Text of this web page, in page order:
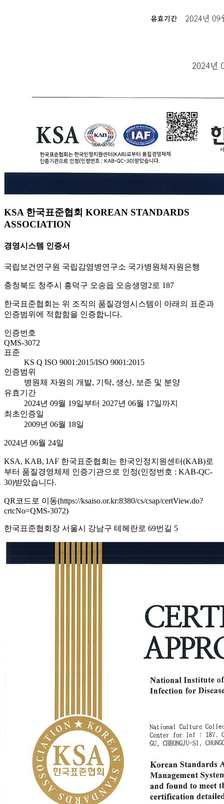
KSA 한국표준협회 KOREAN STANDARDS
ASSOCIATION
경영시스템 인증서
국립보건연구원 국립감염병연구소 국가병원체자원은행
충청북도 청주시 흥덕구 오송읍 오송생명2로 187
한국표준협회는 위 조직의 품질경영시스템이 아래의 표준과
인증범위에 적합함을 인증합니다.
인증번호
QMS-3072
표준
KS Q ISO 9001:2015/ISO 9001:2015
인증범위
병원체 자원의 개발, 기탁, 생산, 보존 및 분양
유효기간
2024년 09월 19일부터 2027년 06월 17일까지
최초인증일
2009년 06월 18일
2024년 06월 24일
KSA, KAB, IAF 한국표준협회는 한국인정지원센터(KAB)로
부터 품질경영체제 인증기관으로 인정(인정번호 : KAB-QC-
30)받았습니다.
QR코드로 이동(https://ksaiso.or.kr:8380/cs/csap/certView.do?
crtcNo=QMS-3072)
한국표준협회장 서울시 강남구 테헤란로 69번길 5